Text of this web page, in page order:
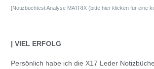
[Notizbuchtest Analyse MATRIX (bitte hier klicken für eine
| VIEL ERFOLG
Persönlich habe ich die X17 Leder